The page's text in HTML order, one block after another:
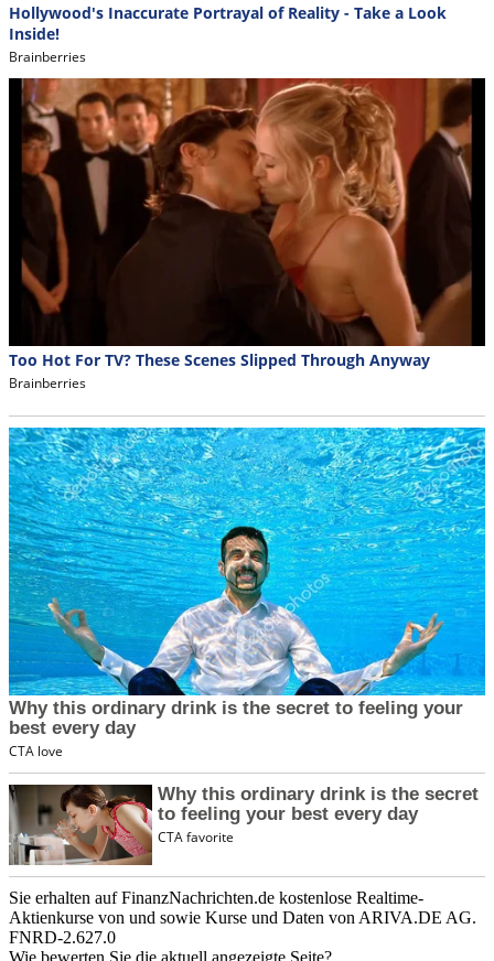
Sie erhalten auf FinanzNachrichten.de kostenlose Realtime-
Aktienkurse von und sowie Kurse und Daten von ARIVA.DE AG.
FNRD-2.627.0